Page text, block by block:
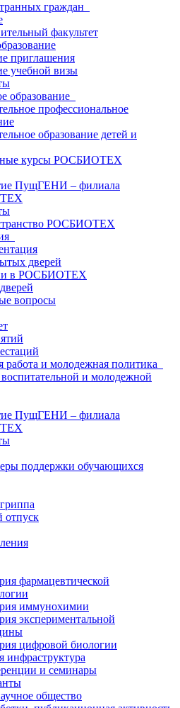
граждан
факультет
приглашения
учебной визы
образование
профессиональное
образование детей и
курсы РОСБИОТЕХ
ПущГЕНИ – филиала
РОСБИОТЕХ
дверей
в РОСБИОТЕХ
вопросы
работа и молодежная политика
и молодежной
ПущГЕНИ – филиала
поддержки обучающихся
отпуск
фармацевтической
иммунохимии
экспериментальной
цифровой биологии
инфраструктура
и семинары
общество